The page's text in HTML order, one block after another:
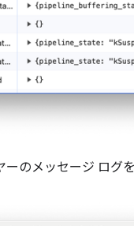
のメッセージ ログ